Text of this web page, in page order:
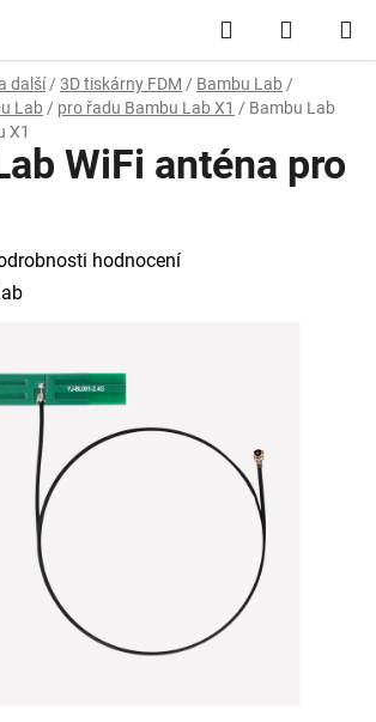
Hledat
KOŠÍK
další / 3D tiskárny FDM / Bambu Lab /
Lab / pro řadu Bambu Lab X1 / Bambu Lab
X1
WiFi anténa pro
hodnocení